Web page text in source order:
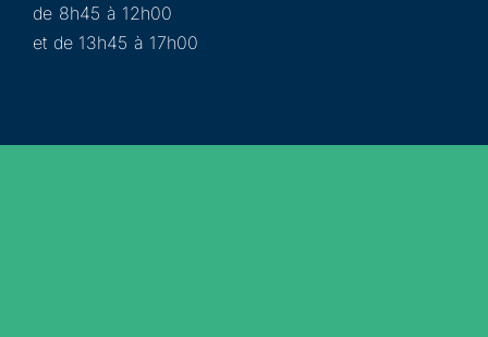
de 8h45 à 12h00
et de 13h45 à 17h00